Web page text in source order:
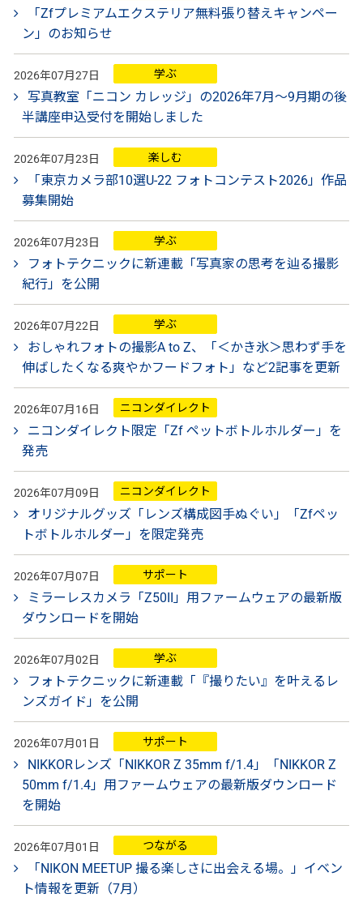
「Zfプレミアムエクステリア無料張り替えキャンペー
ン」のお知らせ
2026年07月27日 学ぶ
写真教室「ニコン カレッジ」の2026年7月～9月期の後
半講座申込受付を開始しました
2026年07月23日 楽しむ
「東京カメラ部10選U-22 フォトコンテスト2026」作品
募集開始
2026年07月23日 学ぶ
フォトテクニックに新連載「写真家の思考を辿る撮影
紀行」を公開
2026年07月22日 学ぶ
おしゃれフォトの撮影A to Z、「＜かき氷＞思わず手を
伸ばしたくなる爽やかフードフォト」など2記事を更新
2026年07月16日 ニコンダイレクト
ニコンダイレクト限定「Zf ペットボトルホルダー」を
発売
2026年07月09日 ニコンダイレクト
オリジナルグッズ「レンズ構成図手ぬぐい」「Zfペッ
トボトルホルダー」を限定発売
2026年07月07日 サポート
ミラーレスカメラ「Z50II」用ファームウェアの最新版
ダウンロードを開始
2026年07月02日 学ぶ
フォトテクニックに新連載「『撮りたい』を叶えるレ
ンズガイド」を公開
2026年07月01日 サポート
NIKKORレンズ「NIKKOR Z 35mm f/1.4」「NIKKOR Z
50mm f/1.4」用ファームウェアの最新版ダウンロード
を開始
2026年07月01日 つながる
「NIKON MEETUP 撮る楽しさに出会える場。」イベン
ト情報を更新（7月）